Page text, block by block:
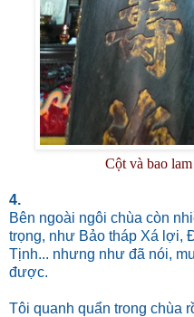
Cột và bao
4.
Bên ngoài ngôi chùa còn
trọng, như Bảo tháp Xá lợi,
Tịnh... nhưng như đã nói,
được.
Tôi quanh quẩn trong chùa